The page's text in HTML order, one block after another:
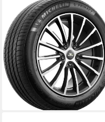
MICHELIN
Michelin Sommerreifen
MICHELIN
Kraftstoffeffizienz
Produktdatenblatt
Nasshaftung
Produktdatenblatt
ab 234,99 € UVP 246,99 €
-5%
lieferbar - in 4-5 Werktagen bei dir